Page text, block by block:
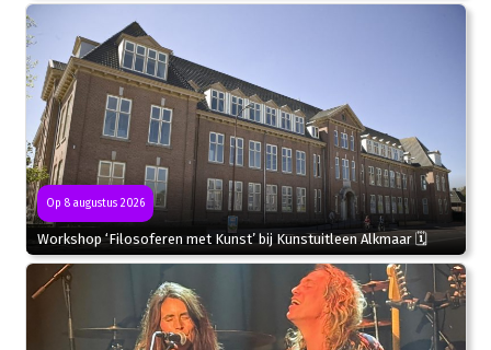
Op 8 augustus 2026
Workshop ‘Filosoferen met Kunst’ bij Kunstuitleen Alkmaar 🗓